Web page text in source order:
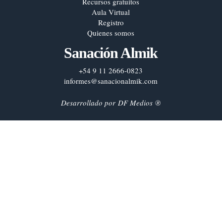
Aula Virtual
Registro
Quienes somos
Sanación Almik
+54 9 11 2666-0823
informes@sanacionalmik.com
Desarrollado porDF Medios ®